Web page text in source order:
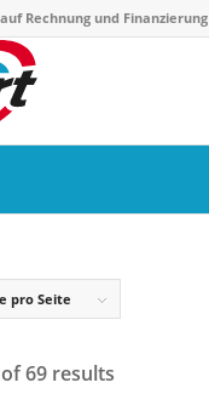
Rechnung und Finanzierung
pro Seite
69 results